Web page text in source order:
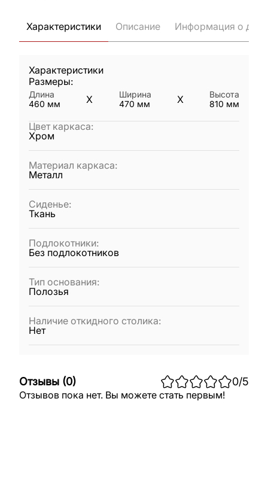
Характеристики Описание Информация о
Характеристики
Размеры:
Длина
460 мм X
Ширина
470 мм X
Высота
810 мм
Цвет каркаса:
Хром
Материал каркаса:
Металл
Сиденье:
Ткань
Подлокотники:
Без подлокотников
Тип основания:
Полозья
Наличие откидного столика:
Нет
Отзывы (0) 0/5
Отзывов пока нет. Вы можете стать первым!